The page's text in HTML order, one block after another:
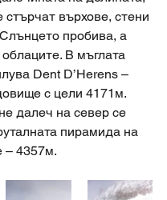
стърчат върхове, стени
пробива, а
В мъглата
Dent D’Herens –
с цели 4171м.
далеч на север се
пирамида на
– 4357м.